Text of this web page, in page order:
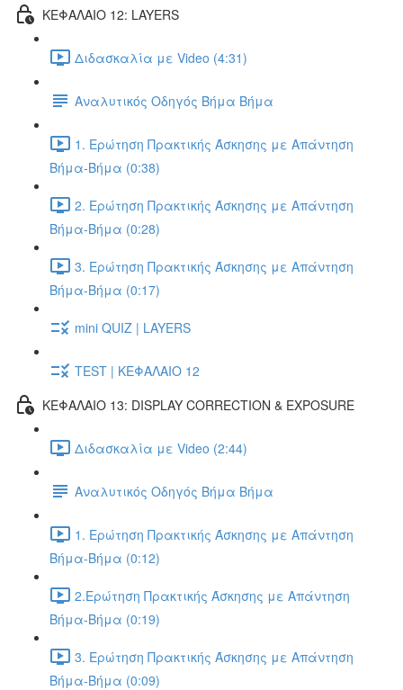
ΚΕΦΑΛΑΙΟ 12: LAYERS
Διδασκαλία με Video (4:31)
Αναλυτικός Οδηγός Βήμα Βήμα
1. Ερώτηση Πρακτικής Άσκησης με Απάντηση
Βήμα-Βήμα (0:38)
2. Ερώτηση Πρακτικής Άσκησης με Απάντηση
Βήμα-Βήμα (0:28)
3. Ερώτηση Πρακτικής Άσκησης με Απάντηση
Βήμα-Βήμα (0:17)
mini QUIZ | LAYERS
TEST | ΚΕΦΑΛΑΙΟ 12
ΚΕΦΑΛΑΙΟ 13: DISPLAY CORRECTION & EXPOSURE
Διδασκαλία με Video (2:44)
Αναλυτικός Οδηγός Βήμα Βήμα
1. Ερώτηση Πρακτικής Άσκησης με Απάντηση
Βήμα-Βήμα (0:12)
2.Ερώτηση Πρακτικής Άσκησης με Απάντηση
Βήμα-Βήμα (0:19)
3. Ερώτηση Πρακτικής Άσκησης με Απάντηση
Βήμα-Βήμα (0:09)